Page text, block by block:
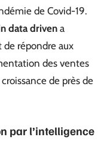
de Covid-19.
data driven a
de répondre aux
des ventes
de près de
par l’intelligence